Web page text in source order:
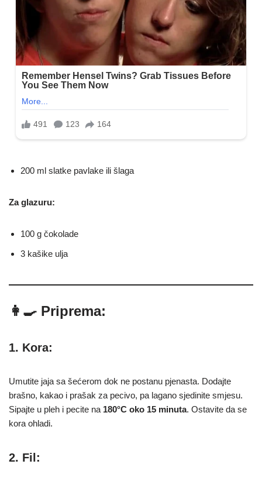
200 ml slatke pavlake ili šlaga
Za glazuru:
100 g čokolade
3 kašike ulja
👩‍🍳 Priprema:
1. Kora:
Umutite jaja sa šećerom dok ne postanu pjenasta. Dodajte
brašno, kakao i prašak za pecivo, pa lagano sjedinite smjesu.
Sipajte u pleh i pecite na 180°C oko 15 minuta. Ostavite da se
kora ohladi.
2. Fil: